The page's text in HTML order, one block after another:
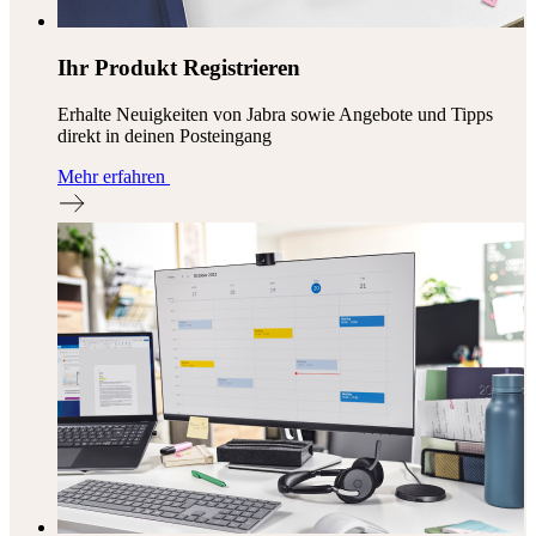
Ihr Produkt Registrieren
Erhalte Neuigkeiten von Jabra sowie Angebote und Tipps
direkt in deinen Posteingang
Mehr erfahren